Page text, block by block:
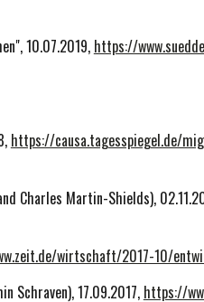
10.07.2019, https://
https://causa.tagesspiegel.de/
Charles Martin-Shields),
wirtschaft/2017-10/
Schraven), 17.09.2017, https://